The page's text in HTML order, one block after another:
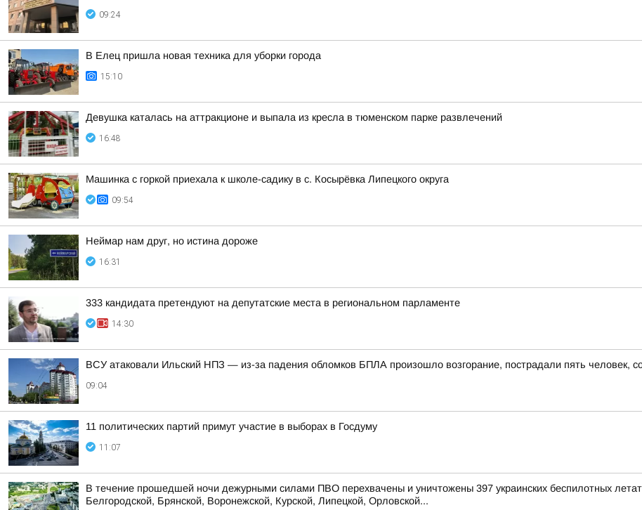
09:24
В Елец пришла новая техника для уборки города
15:10
Девушка каталась на аттракционе и выпала из кресла в тюменском парке развлечений
16:48
Машинка с горкой приехала к школе-садику в с. Косырёвка Липецкого округа
09:54
Неймар нам друг, но истина дороже
16:31
333 кандидата претендуют на депутатские места в региональном парламенте
14:30
ВСУ атаковали Ильский НПЗ — из-за падения обломков БПЛА произошло возгорание, пострадали пять человек,
09:04
11 политических партий примут участие в выборах в Госдуму
11:07
В течение прошедшей ночи дежурными силами ПВО перехвачены и уничтожены 397 украинских беспилотных
Белгородской, Брянской, Воронежской, Курской, Липецкой, Орловской...